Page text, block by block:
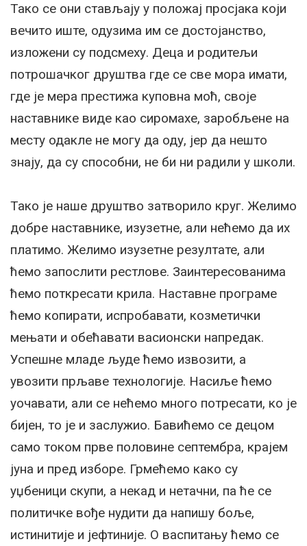
Тако се они стављају у положај просјака који
вечито иште, одузима им се достојанство,
изложени су подсмеху. Деца и родитељи
потрошачког друштва где се све мора имати,
где је мера престижа куповна моћ, своје
наставнике виде као сиромахе, заробљене на
месту одакле не могу да оду, јер да нешто
знају, да су способни, не би ни радили у школи.
Тако је наше друштво затворило круг. Желимо
добре наставнике, изузетне, али нећемо да их
платимо. Желимо изузетне резултате, али
ћемо запослити рестлове. Заинтересованима
ћемо поткресати крила. Наставне програме
ћемо копирати, испробавати, козметички
мењати и обећавати васионски напредак.
Успешне младе људе ћемо извозити, а
увозити прљаве технологије. Насиље ћемо
уочавати, али се нећемо много потресати, ко је
бијен, то је и заслужио. Бавићемо се децом
само током прве половине септембра, крајем
јуна и пред изборе. Грмећемо како су
уџбеници скупи, а некад и нетачни, па ће се
политичке вође нудити да напишу боље,
истинитије и јефтиније. О васпитању ћемо се